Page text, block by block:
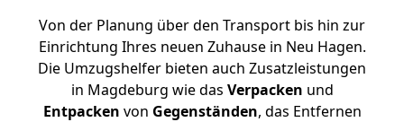
Von der Planung über den Transport bis hin zur
Einrichtung Ihres neuen Zuhause in Neu Hagen.
Die Umzugshelfer bieten auch Zusatzleistungen
in Magdeburg wie das Verpacken und
Entpacken von Gegenständen, das Entfernen